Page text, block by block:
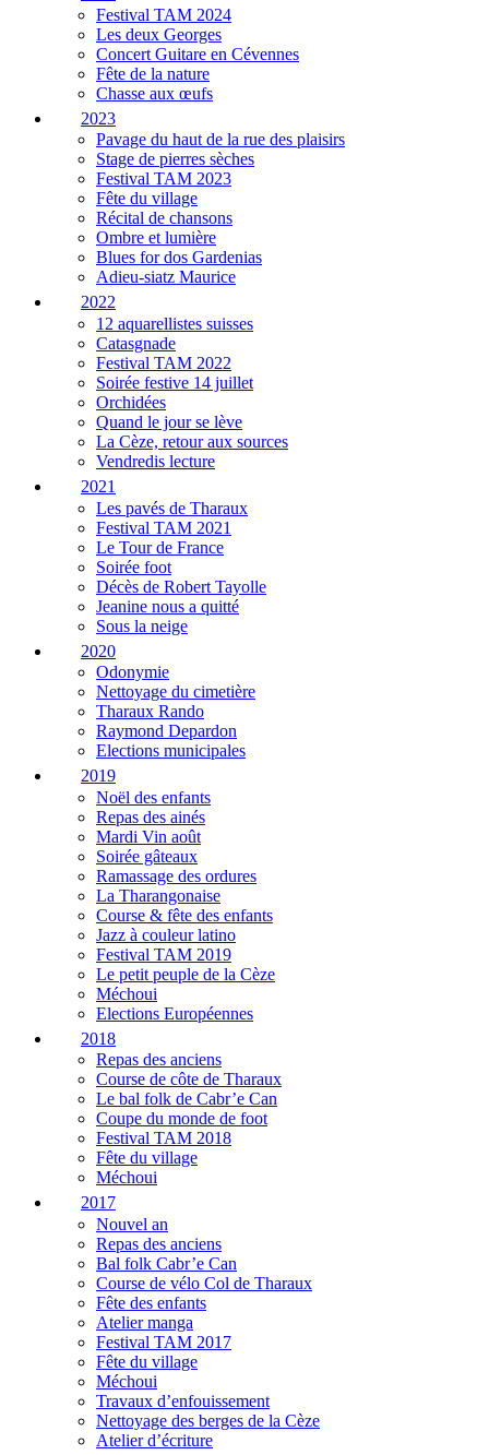
Festival TAM 2024
Les deux Georges
Concert Guitare en Cévennes
Fête de la nature
Chasse aux œufs
2023
Pavage du haut de la rue des plaisirs
Stage de pierres sèches
Festival TAM 2023
Fête du village
Récital de chansons
Ombre et lumière
Blues for dos Gardenias
Adieu-siatz Maurice
2022
12 aquarellistes suisses
Catasgnade
Festival TAM 2022
Soirée festive 14 juillet
Orchidées
Quand le jour se lève
La Cèze, retour aux sources
Vendredis lecture
2021
Les pavés de Tharaux
Festival TAM 2021
Le Tour de France
Soirée foot
Décès de Robert Tayolle
Jeanine nous a quitté
Sous la neige
2020
Odonymie
Nettoyage du cimetière
Tharaux Rando
Raymond Depardon
Elections municipales
2019
Noël des enfants
Repas des ainés
Mardi Vin août
Soirée gâteaux
Ramassage des ordures
La Tharangonaise
Course & fête des enfants
Jazz à couleur latino
Festival TAM 2019
Le petit peuple de la Cèze
Méchoui
Elections Européennes
2018
Repas des anciens
Course de côte de Tharaux
Le bal folk de Cabr’e Can
Coupe du monde de foot
Festival TAM 2018
Fête du village
Méchoui
2017
Nouvel an
Repas des anciens
Bal folk Cabr’e Can
Course de vélo Col de Tharaux
Fête des enfants
Atelier manga
Festival TAM 2017
Fête du village
Méchoui
Travaux d’enfouissement
Nettoyage des berges de la Cèze
Atelier d’écriture